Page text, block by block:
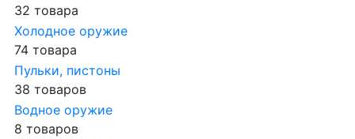
32 товара
Холодное оружие
74 товара
Пульки, пистоны
38 товаров
Водное оружие
8 товаров